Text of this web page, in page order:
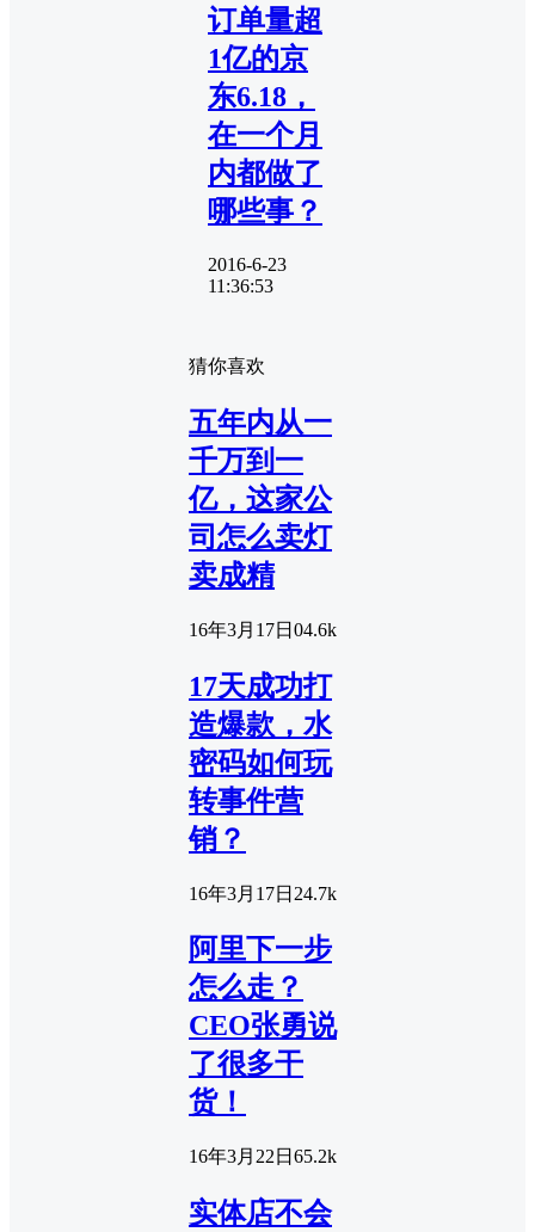
订单量超
1亿的京
东6.18，
在一个月
内都做了
哪些事？
2016-6-23
11:36:53
猜你喜欢
五年内从一
千万到一
亿，这家公
司怎么卖灯
卖成精
16年3月17日 04.6k
17天成功打
造爆款，水
密码如何玩
转事件营
销？
16年3月17日 24.7k
阿里下一步
怎么走？
CEO张勇说
了很多干
货！
16年3月22日 65.2k
实体店不会